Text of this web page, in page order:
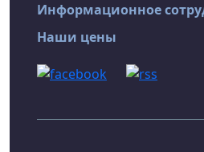
Информационное
Наши цены